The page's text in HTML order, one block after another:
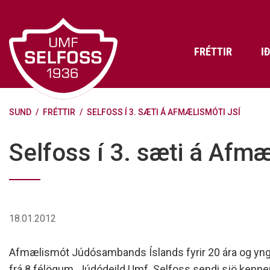
efni
FRÉTTIR
Æfingagjöld
Frádráttarbærir styrkir til
Fræðslu- og forvarnarstefna Umf.
Persónuverndarstefna Umf.
Reglugerð um fjáraflanir
Björns
SUND / FRÉTTIR / SELFOSS Í 3. SÆTI Á AFMÆLISMÓTI JSÍ
Selfoss í 3. sæti á
18.01.2012
Afmælismót Júdósambands Íslands fyrir 20 ára og